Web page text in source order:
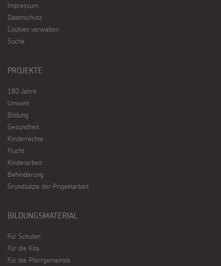
Impressum
Datenschutz
Cookies verwalten
Suche
PROJEKTE
180 Jahre
Umwelt
Bildung
Gesundheit
Kinderrechte
Flucht
Kinderarbeit
Behinderung
Grundsätze der Projektarbeit
BILDUNGSMATERIAL
Für Schulen
Für die Kita
Für die Pfarrgemeinde